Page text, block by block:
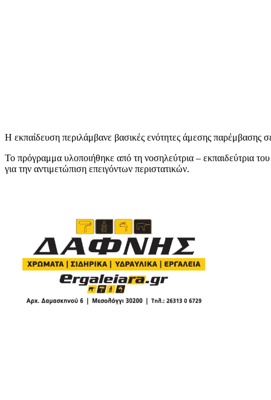
Η εκπαίδευση περιλάμβανε βασικές ενότητες άμεσης
Το πρόγραμμα υλοποιήθηκε από τη νοσηλεύτρια – εκπαιδεύτρια
για την αντιμετώπιση επειγόντων περιστατικών.